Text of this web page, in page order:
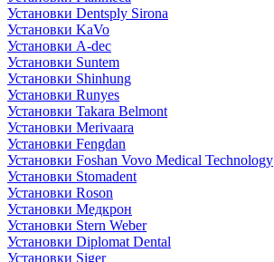
Установки Dentsply Sirona
Установки KaVo
Установки A-dec
Установки Suntem
Установки Shinhung
Установки Runyes
Установки Takara Belmont
Установки Merivaara
Установки Fengdan
Установки Foshan Vovo Medical Technology
Установки Stomadent
Установки Roson
Установки Медкрон
Установки Stern Weber
Установки Diplomat Dental
Установки Siger